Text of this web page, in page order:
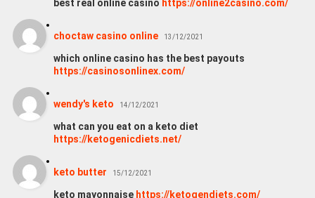
best real online casino https://online2casino.com/
choctaw casino online 13/12/2021
which online casino has the best payouts
https://casinosonlinex.com/
wendy's keto 14/12/2021
what can you eat on a keto diet
https://ketogenicdiets.net/
keto butter 15/12/2021
keto mayonnaise https://ketogendiets.com/